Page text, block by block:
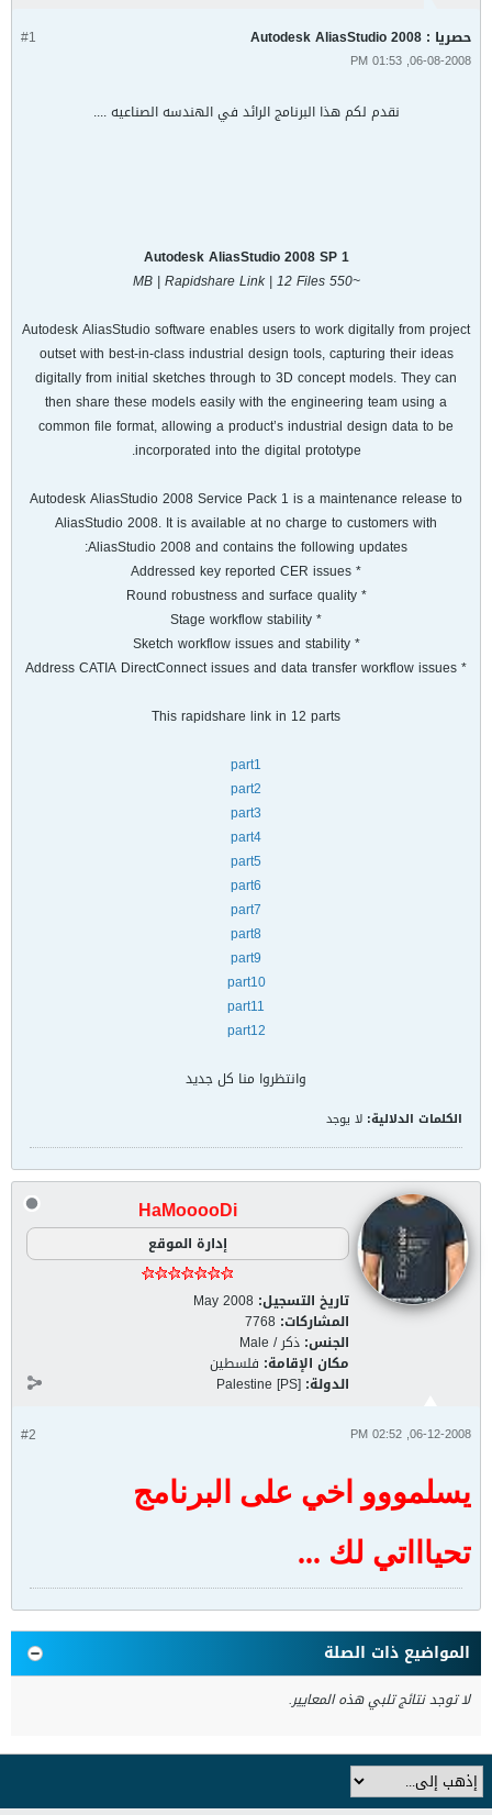
#1 حصريا : Autodesk AliasStudio 2008
06-08-2008, 01:53 PM
نقدم لكم هذا البرنامج الرائد في الهندسه الصناعيه ....
Autodesk AliasStudio 2008 SP 1
~550 MB | Rapidshare Link | 12 Files
Autodesk AliasStudio software enables users to work digitally from project
outset with best-in-class industrial design tools, capturing their ideas
digitally from initial sketches through to 3D concept models. They can
then share these models easily with the engineering team using a
common file format, allowing a product’s industrial design data to be
incorporated into the digital prototype.
Autodesk AliasStudio 2008 Service Pack 1 is a maintenance release to
AliasStudio 2008. It is available at no charge to customers with
AliasStudio 2008 and contains the following updates:
* Addressed key reported CER issues
* Round robustness and surface quality
* Stage workflow stability
* Sketch workflow issues and stability
* Address CATIA DirectConnect issues and data transfer workflow issues
This rapidshare link in 12 parts
part1
part2
part3
part4
part5
part6
part7
part8
part9
part10
part11
part12
وانتظروا منا كل جديد
الكلمات الدلالية: لا يوجد
HaMooooDi
إدارة الموقع
تاريخ التسجيل: May 2008
المشاركات: 7768
الجنس: ذكر / Male
مكان الإقامة: فلسطين
الدولة: Palestine [PS]
#2 06-12-2008, 02:52 PM
يسلمووو اخي على البرنامج
تحياااتي لك ...
المواضيع ذات الصلة
لا توجد نتائج تلبي هذه المعايير.